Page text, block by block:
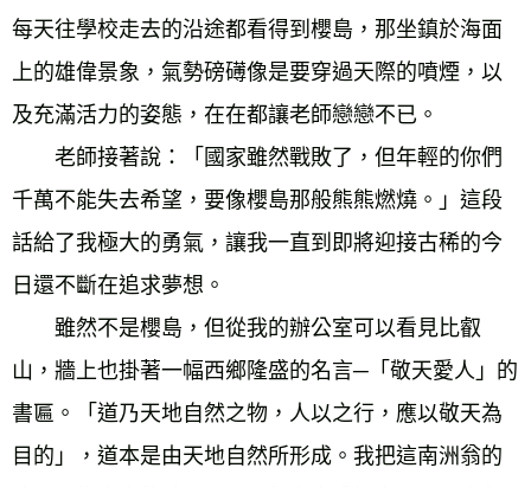
每天往學校走去的沿途都看得到櫻島，那坐鎮於海面
上的雄偉景象，氣勢磅礡像是要穿過天際的噴煙，以
及充滿活力的姿態，在在都讓老師戀戀不已。
老師接著說：「國家雖然戰敗了，但年輕的你們
千萬不能失去希望，要像櫻島那般熊熊燃燒。」這段
話給了我極大的勇氣，讓我一直到即將迎接古稀的今
日還不斷在追求夢想。
雖然不是櫻島，但從我的辦公室可以看見比叡
山，牆上也掛著一幅西鄉隆盛的名言─「敬天愛人」的
書匾。「道乃天地自然之物，人以之行，應以敬天為
目的」，道本是由天地自然所形成。我把這南洲翁的